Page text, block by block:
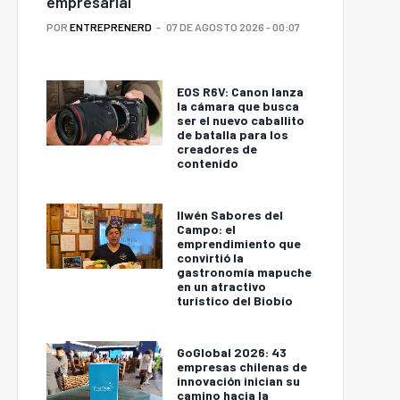
POR ENTREPRENERD 07 DE AGOSTO 2026 - 00:07
EOS R6V: Canon lanza
la cámara que busca
ser el nuevo caballito
de batalla para los
creadores de
contenido
Ilwén Sabores del
Campo: el
emprendimiento que
convirtió la
gastronomía mapuche
en un atractivo
turístico del Biobío
GoGlobal 2026: 43
empresas chilenas de
innovación inician su
camino hacia la